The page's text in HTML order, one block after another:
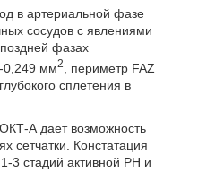
в артериальной фазе
сосудов с явлениями
фазах
0,249 мм2
, периметр FAZ
сплетения в
ОКТ-А дает возможность
сетчатки. Констатация
3 стадий активной РН и